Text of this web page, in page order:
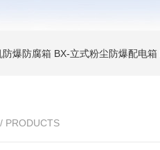
防爆防腐箱 BX-立式粉尘防爆配电箱
/ PRODUCTS